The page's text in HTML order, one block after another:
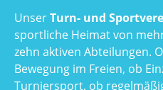
UnserTurn- und
sportliche Heimat von
zehn aktiven Abteilungen.
Bewegung im Freien, ob
Turniersport, ob